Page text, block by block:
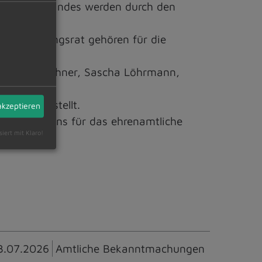
werden durch den
Stiftungsrat gehören für die
Petra Lechner, Sascha Löhrmann,
bestellt.
uns für das ehrenamtliche
Amtliche Bekanntmachungen
mit Klaro!